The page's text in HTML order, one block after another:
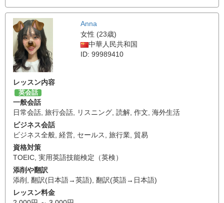
Anna
女性 (23歳)
中華人民共和国
ID: 99989410
レッスン内容
英会話
一般会話
日常会話, 旅行会話, リスニング, 読解, 作文, 海外生活
ビジネス会話
ビジネス全般, 経営, セールス, 旅行業, 貿易
資格対策
TOEIC, 実用英語技能検定（英検）
添削や翻訳
添削 , 翻訳(日本語→英語), 翻訳(英語→日本語)
レッスン料金